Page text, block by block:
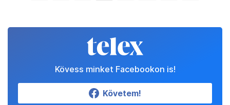
Kövess minket Facebookon is!
Követem!